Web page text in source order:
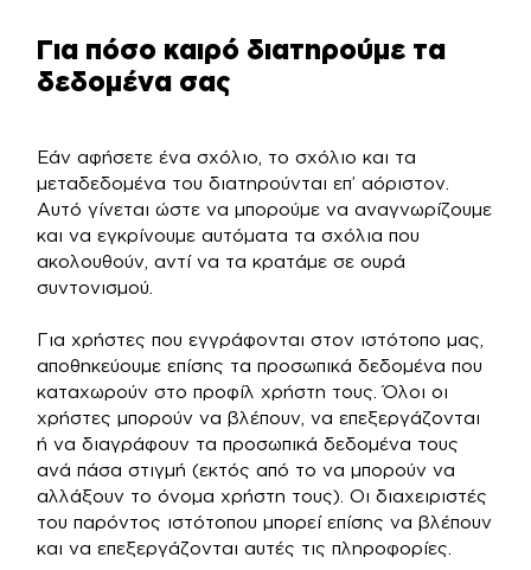
Για πόσο καιρό διατηρούμε τα
δεδομένα σας
Εάν αφήσετε ένα σχόλιο, το σχόλιο και τα
μεταδεδομένα του διατηρούνται επ’ αόριστον.
Αυτό γίνεται ώστε να μπορούμε να αναγνωρίζουμε
και να εγκρίνουμε αυτόματα τα σχόλια που
ακολουθούν, αντί να τα κρατάμε σε ουρά
συντονισμού.
Για χρήστες που εγγράφονται στον ιστότοπο μας,
αποθηκεύουμε επίσης τα προσωπικά δεδομένα που
καταχωρούν στο προφίλ χρήστη τους. Όλοι οι
χρήστες μπορούν να βλέπουν, να επεξεργάζονται
ή να διαγράφουν τα προσωπικά δεδομένα τους
ανά πάσα στιγμή (εκτός από το να μπορούν να
αλλάξουν το όνομα χρήστη τους). Οι διαχειριστές
του παρόντος ιστότοπου μπορεί επίσης να βλέπουν
και να επεξεργάζονται αυτές τις πληροφορίες.